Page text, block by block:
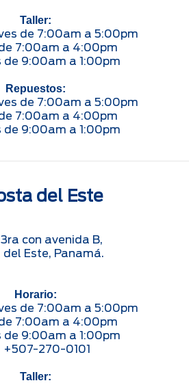
Taller:
de 7:00am a 5:00pm
7:00am a 4:00pm
de 9:00am a 1:00pm
Repuestos:
de 7:00am a 5:00pm
7:00am a 4:00pm
de 9:00am a 1:00pm
del Este
con avenida B,
del Este, Panamá.
Horario:
de 7:00am a 5:00pm
7:00am a 4:00pm
de 9:00am a 1:00pm
+507-270-0101
Taller: